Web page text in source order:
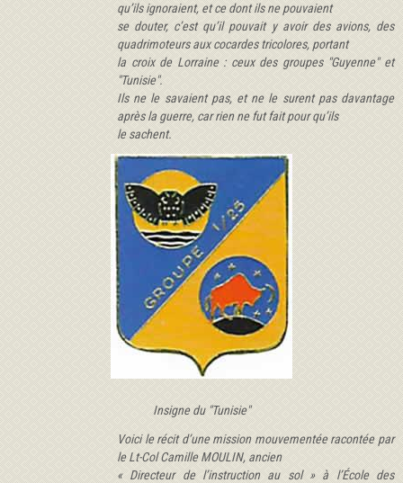
qu’ils ignoraient, et ce dont ils ne pouvaient
se douter, c’est qu’il pouvait y avoir des avions, des
quadrimoteurs aux cocardes tricolores, portant
la croix de Lorraine : ceux des groupes "Guyenne" et
"Tunisie".
Ils ne le savaient pas, et ne le surent pas davantage
après la guerre, car rien ne fut fait pour qu’ils
le sachent.
Insigne du "Tunisie"
Voici le récit d’une mission mouvementée racontée par
le Lt-Col Camille MOULIN, ancien
« Directeur de l’instruction au sol » à l’École des